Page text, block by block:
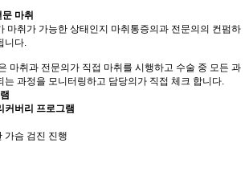
마취
마취가 가능한 상태인지 마취통증의과 전문의의 컨펌하
니다.
마취과 전문의가 직접 마취를 시행하고 수술 중 모든 과
는 과정을 모니터링하고 담당의가 직접 체크 합니다.
커버리 프로그램
가슴 검진 진행